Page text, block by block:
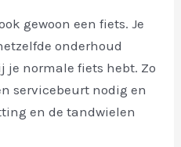
gewoon een fiets. Je
onderhoud
je normale fiets hebt. Zo
servicebeurt nodig en
en de tandwielen